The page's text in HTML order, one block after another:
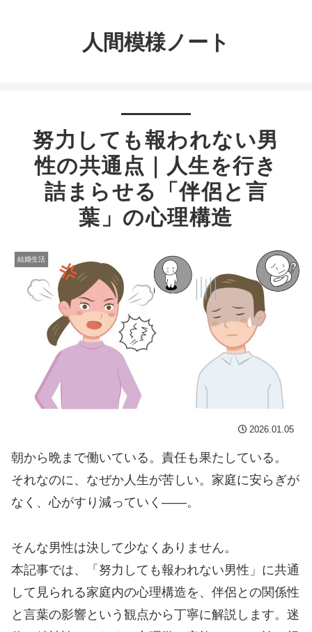
人間模様ノート
努力しても報われない男
性の共通点｜人生を行き
詰まらせる「伴侶と言
葉」の心理構造
結婚生活
2026.01.05
朝から晩まで働いている。責任も果たしている。
それなのに、なぜか人生が苦しい。家庭に安らぎが
なく、心がすり減っていく——。
そんな男性は決して少なくありません。
本記事では、「努力しても報われない男性」に共通
して見られる家庭内の心理構造を、伴侶との関係性
と言葉の影響という観点から丁寧に解説します。迷